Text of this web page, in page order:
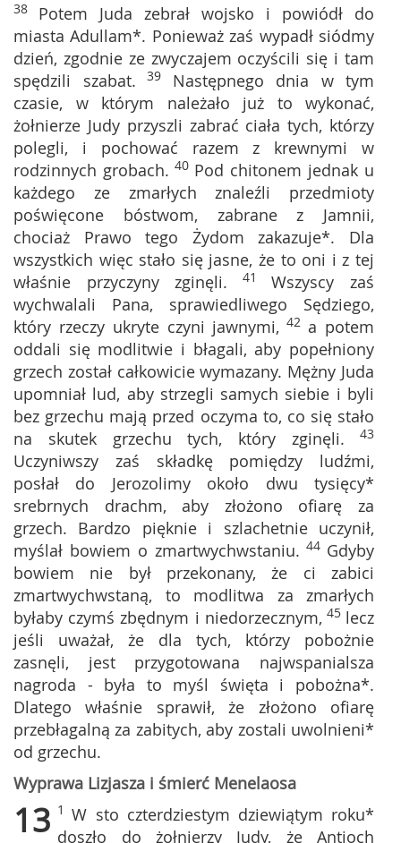
38 Potem Juda zebrał wojsko i powiódł do
miasta Adullam*. Ponieważ zaś wypadł siódmy
dzień, zgodnie ze zwyczajem oczyścili się i tam
spędzili szabat. 39 Następnego dnia w tym
czasie, w którym należało już to wykonać,
żołnierze Judy przyszli zabrać ciała tych, którzy
polegli, i pochować razem z krewnymi w
rodzinnych grobach. 40 Pod chitonem jednak u
każdego ze zmarłych znaleźli przedmioty
poświęcone bóstwom, zabrane z Jamnii,
chociaż Prawo tego Żydom zakazuje*. Dla
wszystkich więc stało się jasne, że to oni i z tej
właśnie przyczyny zginęli. 41Wszyscy zaś
wychwalali Pana, sprawiedliwego Sędziego,
który rzeczy ukryte czyni jawnymi, 42 a potem
oddali się modlitwie i błagali, aby popełniony
grzech został całkowicie wymazany. Mężny Juda
upomniał lud, aby strzegli samych siebie i byli
bez grzechu mają przed oczyma to, co się stało
na skutek grzechu tych, który zginęli. 43
Uczyniwszy zaś składkę pomiędzy ludźmi,
posłał do Jerozolimy około dwu tysięcy*
srebrnych drachm, aby złożono ofiarę za
grzech. Bardzo pięknie i szlachetnie uczynił,
myślał bowiem o zmartwychwstaniu. 44 Gdyby
bowiem nie był przekonany, że ci zabici
zmartwychwstaną, to modlitwa za zmarłych
byłaby czymś zbędnym i niedorzecznym, 45 lecz
jeśli uważał, że dla tych, którzy pobożnie
zasnęli, jest przygotowana najwspanialsza
nagroda - była to myśl święta i pobożna*.
Dlatego właśnie sprawił, że złożono ofiarę
przebłagalną za zabitych, aby zostali uwolnieni*
od grzechu.
Wyprawa Lizjasza i śmierć Menelaosa
13 1W sto czterdziestym dziewiątym roku*
doszło do żołnierzy Judy, że Antioch